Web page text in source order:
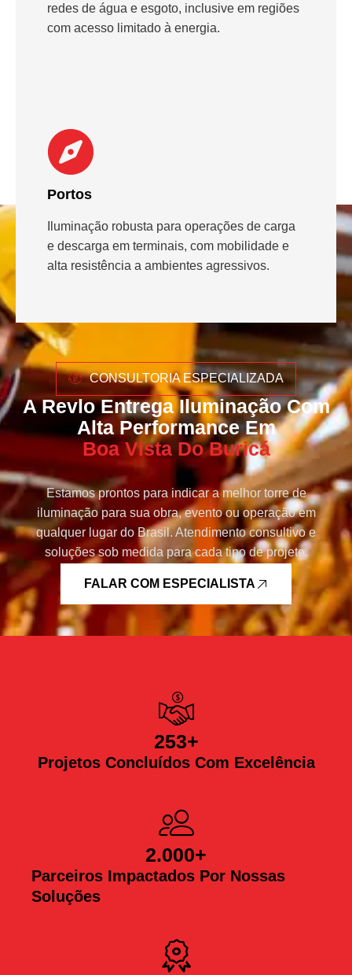
redes de água e esgoto, inclusive em regiões
com acesso limitado à energia.
Portos
Iluminação robusta para operações de carga
e descarga em terminais, com mobilidade e
alta resistência a ambientes agressivos.
CONSULTORIA ESPECIALIZADA
A Revlo Entrega Iluminação Com
Alta Performance Em
Boa Vista Do Buricá
Estamos prontos para indicar a melhor torre de
iluminação para sua obra, evento ou operação em
qualquer lugar do Brasil. Atendimento consultivo e
soluções sob medida para cada tipo de projeto.
FALAR COM ESPECIALISTA
Projetos Concluídos Com Excelência
253+
Parceiros Impactados Por Nossas
Soluções
2.000+